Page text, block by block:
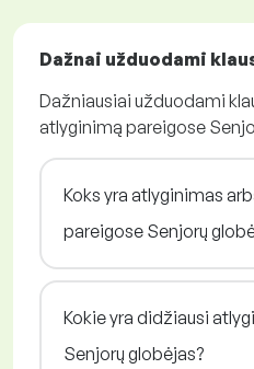
Dažnai užduodami
Dažniausiai užduodami
atlyginimą pareigose
Koks yra atlyginimas
pareigose Senjorų
Kokie yra didžiausi
Senjorų globėjas?